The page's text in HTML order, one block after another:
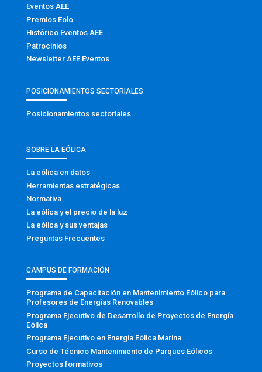
Eventos AEE
Premios Eolo
Histórico Eventos AEE
Patrocinios
Newsletter AEE Eventos
POSICIONAMIENTOS SECTORIALES
Posicionamientos sectoriales
SOBRE LA EÓLICA
La eólica en datos
Herramientas estratégicas
Normativa
La eólica y el precio de la luz
La eólica y sus ventajas
Preguntas Frecuentes
CAMPUS DE FORMACIÓN
Programa de Capacitación en Mantenimiento Eólico para
Profesores de Energías Renovables
Programa Ejecutivo de Desarrollo de Proyectos de Energía
Eólica
Programa Ejecutivo en Energía Eólica Marina
Curso de Técnico Mantenimiento de Parques Eólicos
Proyectos formativos